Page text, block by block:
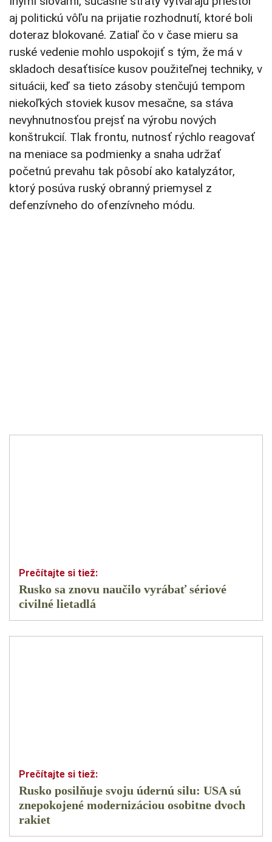
aj politickú vôľu na prijatie rozhodnutí, ktoré boli
doteraz blokované. Zatiaľ čo v čase mieru sa
ruské vedenie mohlo uspokojiť s tým, že má v
skladoch desaťtisíce kusov použiteľnej techniky, v
situácii, keď sa tieto zásoby stenčujú tempom
niekoľkých stoviek kusov mesačne, sa stáva
nevyhnutnosťou prejsť na výrobu nových
konštrukcií. Tlak frontu, nutnosť rýchlo reagovať
na meniace sa podmienky a snaha udržať
početnú prevahu tak pôsobí ako katalyzátor,
ktorý posúva ruský obranný priemysel z
defenzívneho do ofenzívneho módu.
Rusko sa znovu naučilo vyrábať sériové
civilné lietadlá
Rusko posilňuje svoju údernú silu: USA sú
znepokojené modernizáciou osobitne dvoch
rakiet